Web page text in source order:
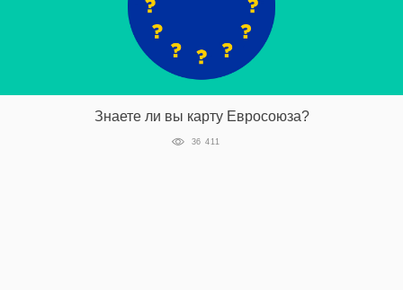
Знаете ли вы карту Евросоюза?
36 411